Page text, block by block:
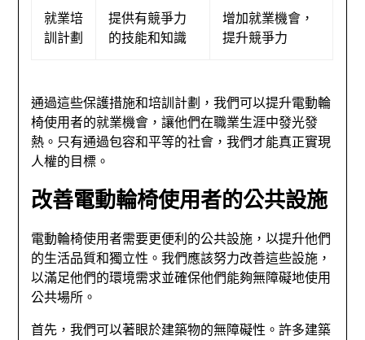
就業培
訓計劃
提供有競爭力
的技能和知識
增加就業機會，
提升競爭力
通過這些保護措施和培訓計劃，我們可以提升電動輪
椅使用者的就業機會，讓他們在職業生涯中發光發
熱。只有通過包容和平等的社會，我們才能真正實現
人權的目標。
改善電動輪椅使用者的公共設施
電動輪椅使用者需要更便利的公共設施，以提升他們
的生活品質和獨立性。我們應該努力改善這些設施，
以滿足他們的環境需求並確保他們能夠無障礙地使用
公共場所。
首先，我們可以著眼於建築物的無障礙性。許多建築